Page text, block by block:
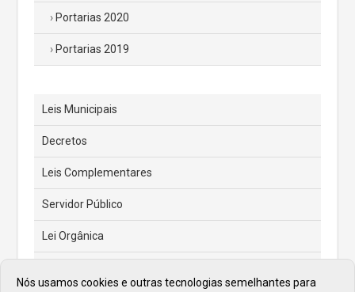
Portarias 2020
Portarias 2019
Leis Municipais
Decretos
Leis Complementares
Servidor Público
Lei Orgânica
Nós usamos cookies e outras tecnologias semelhantes para